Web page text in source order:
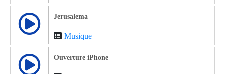
Jerusalema
Musique
Ouverture iPhone